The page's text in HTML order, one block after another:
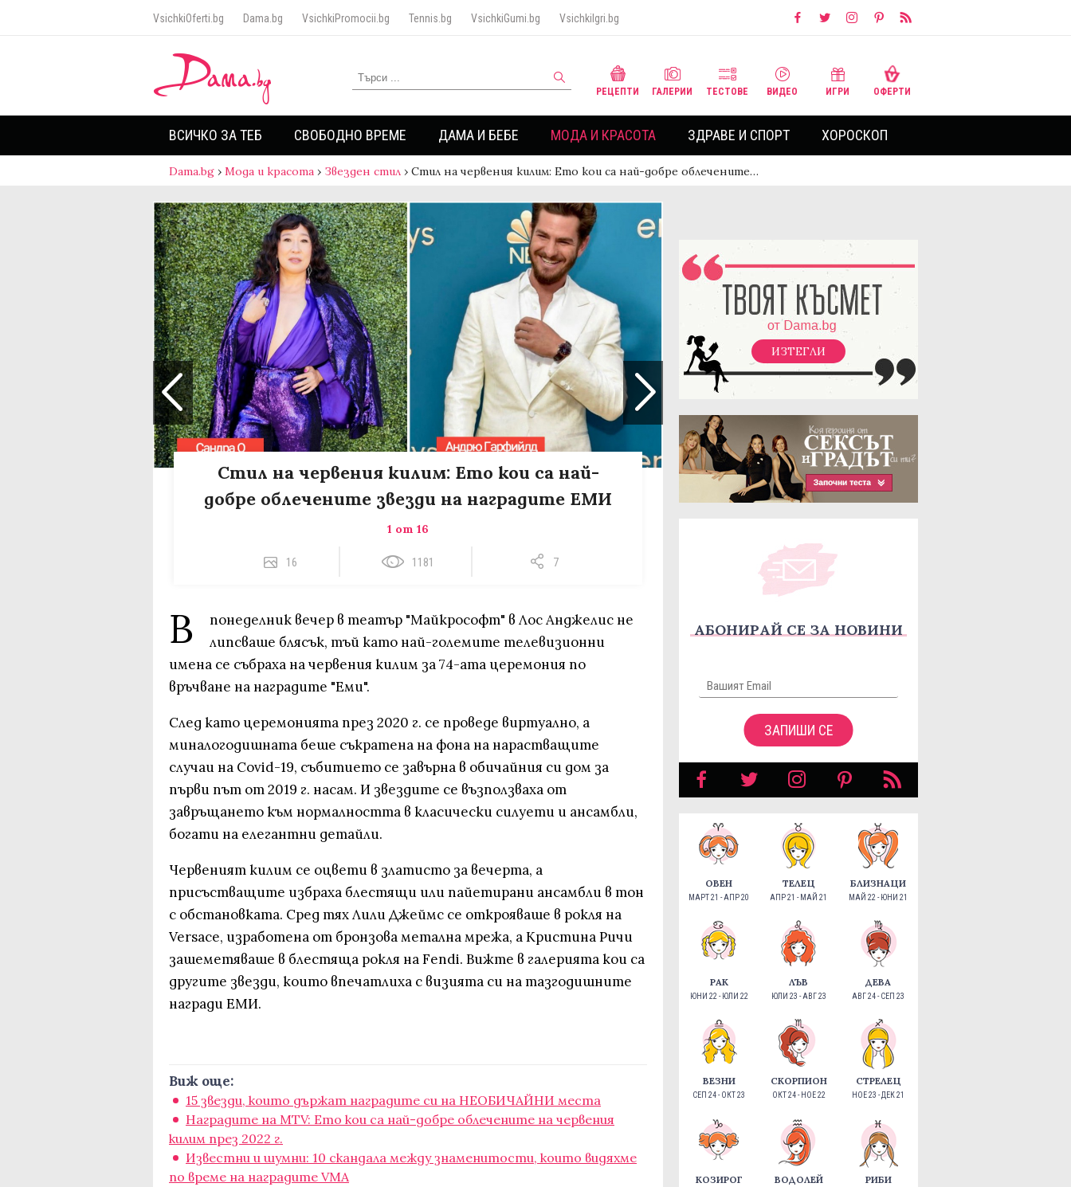
VsichkiOferti.bg Dama.bg VsichkiPromocii.bg Tennis.bg VsichkiGumi.bg VsichkiIgri.bg
РЕЦЕПТИ ГАЛЕРИИ ТЕСТОВЕ ВИДЕО ИГРИ ОФЕРТИ
ВСИЧКО ЗА ТЕБ СВОБОДНО ВРЕМЕ ДАМА И БЕБЕ МОДА И КРАСОТА ЗДРАВЕ И СПОРТ ХОРОСКОП
Dama.bg › Мода и красота › Звезден стил › Стил на червения килим: Ето кои са най-добре облечените…
Стил на червения килим: Ето кои са най-
добре облечените звезди на наградите ЕМИ
1 от 16
16 1181 7
В
понеделник вечер в театър "Майкрософт" в Лос Анджелис не
липсваше блясък, тъй като най-големите телевизионни
имена се събраха на червения килим за 74-ата церемония по
връчване на наградите "Еми".
След като церемонията през 2020 г. се проведе виртуално, а
миналогодишната беше съкратена на фона на нарастващите
случаи на Covid-19, събитието се завърна в обичайния си дом за
първи път от 2019 г. насам. И звездите се възползваха от
завръщането към нормалността в класически силуети и ансамбли,
богати на елегантни детайли.
Червеният килим се оцвети в златисто за вечерта, а
присъстващите избраха блестящи или пайетирани ансамбли в тон
с обстановката. Сред тях Лили Джеймс се открояваше в рокля на
Versace, изработена от бронзова метална мрежа, а Кристина Ричи
зашеметяваше в блестяща рокля на Fendi. Вижте в галерията кои са
другите звезди, които впечатлиха с визията си на тазгодишните
награди ЕМИ.
Виж още:
15 звезди, които държат наградите си на НЕОБИЧАЙНИ места
Наградите на MTV: Ето кои са най-добре облечените на червения
килим през 2022 г.
Известни и шумни: 10 скандала между знаменитости, които видяхме
по време на наградите VMA
ИЗТЕГЛИ
АБОНИРАЙ СЕ ЗА НОВИНИ
ЗАПИШИ СЕ
ОВЕН
МАРТ 21 - АПР 20
ТЕЛЕЦ
АПР 21 - МАЙ 21
БЛИЗНАЦИ
МАЙ 22 - ЮНИ 21
РАК
ЮНИ 22 - ЮЛИ 22
ЛЪВ
ЮЛИ 23 - АВГ 23
ДЕВА
АВГ 24 - СЕП 23
ВЕЗНИ
СЕП 24 - ОКТ 23
СКОРПИОН
ОКТ 24 - НОЕ 22
СТРЕЛЕЦ
НОЕ 23 - ДЕК 21
КОЗИРОГ ВОДОЛЕЙ РИБИ